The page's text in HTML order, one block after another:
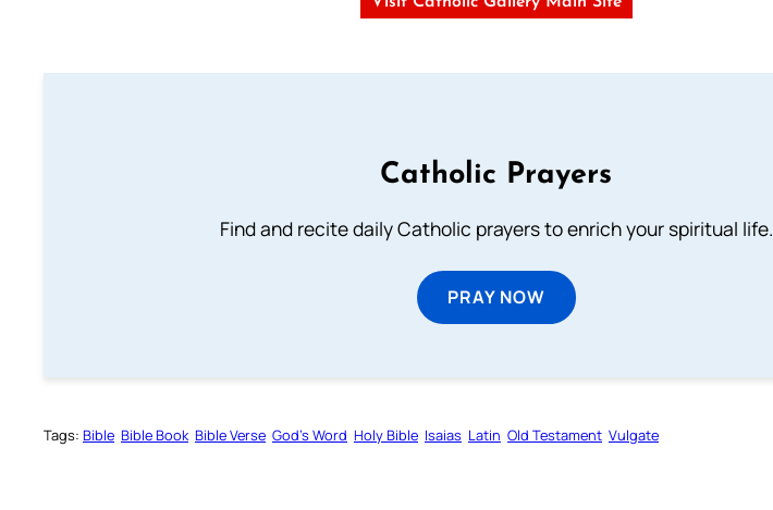
Catholic Prayers
Find and recite daily Catholic prayers to enrich your spiritual life.
PRAY NOW
Tags: Bible Bible Book Bible Verse God’s Word Holy Bible Isaias Latin Old Testament Vulgate